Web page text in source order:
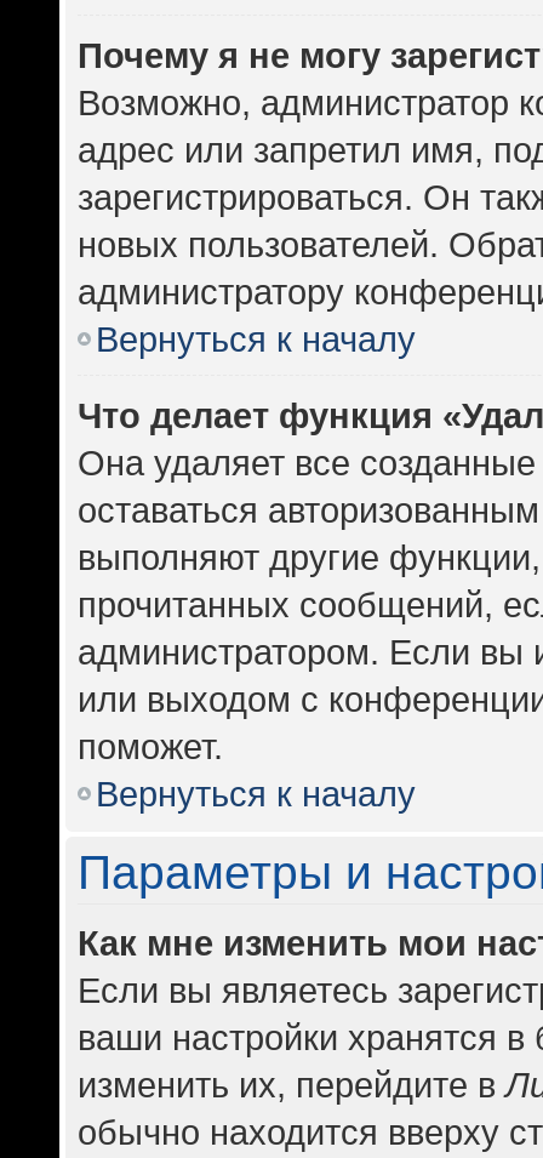
Почему я не могу
Возможно, администратор
адрес или запретил имя,
зарегистрироваться. Он
новых пользователей.
администратору
Вернуться к началу
Что делает функция
Она удаляет все
оставаться
выполняют другие
прочитанных сообщений,
администратором. Если вы
или выходом с
поможет.
Вернуться к началу
Параметры и
Как мне изменить мои
Если вы являетесь
ваши настройки хранятся
изменить их, перейдите в
обычно находится вверху